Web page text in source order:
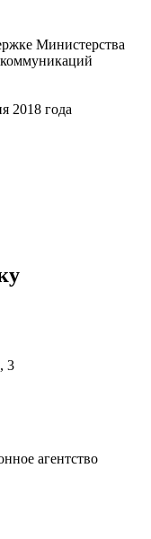
Министерства
2018 года
3
агентство